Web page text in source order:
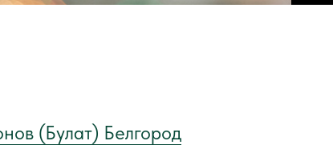
(Булат) Белгород